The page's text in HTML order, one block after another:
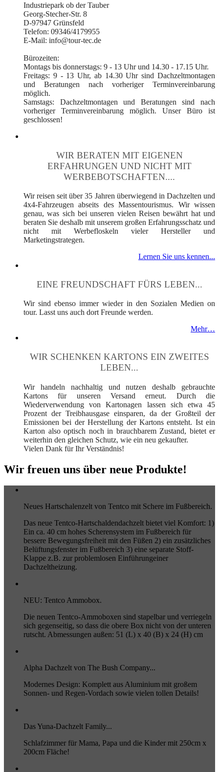
Industriepark ob der Tauber
Georg-Stecher-Str. 8
D-97947 Grünsfeld
Telefon: 09346/4179955
E-Mail: info@tour-tec.de
Bürozeiten:
Montags bis donnerstags: 9 - 13 Uhr und 14.30 - 17.15 Uhr.
Freitags: 9 - 13 Uhr, ab 14.30 Uhr sind Dachzeltmontagen
und Beratungen nach vorheriger Terminvereinbarung
möglich.
Samstags: Dachzeltmontagen und Beratungen sind nach
vorheriger Terminvereinbarung möglich. Unser Büro ist
geschlossen!
WIR BERATEN MIT EIGENEN
ERFAHRUNGEN UND NICHT MIT
WERBEBOTSCHAFTEN....
Wir reisen seit über 35 Jahren überwiegend in Dachzelten und
4x4-Fahrzeugen abseits des Massentourismus. Wir wissen
genau, was sich bei unseren vielen Reisen bewährt hat und
beraten Sie deshalb mit unserem großen Erfahrungsschatz und
nicht mit Werbefloskeln vieler Hersteller und
Marketingstrategen.
Lernen Sie uns kennen...
EINE FREUNDSCHAFT FÜRS LEBEN...
Wir sind ebenso immer wieder in den Sozialen Medien on
tour. Lasst uns auch dort Freunde werden.
Mehr…
WIR SCHENKEN KARTONS EIN ZWEITES
LEBEN...
Wir handeln nachhaltig und nutzen deshalb gebrauchte
Kartons für unseren Versand erneut. Durch die
Wiederverwendung von Kartonagen lassen sich etwa 45
Prozent der Treibhausgase einsparen, da der Großteil der
Emissionen bei der Herstellung der Kartons entsteht. Ist ein
Karton also optisch noch in brauchbarem Zustand, bietet er
weiterhin den gleichen Schutz, wie ein neu gekaufter.
Vielen Dank für Ihr Verständnis!
Wir freuen uns über neue Produkte!
Neues Hartschalenzelt von Tentco mit Schere im Fußbereich.
Das neue Tentco-Hartschaldendachzelt bietet viel Komfort: 1)
Ein ca. 40 cm hohes Scherensystem im Fußbereich für
bessere Bewegungsfreiheit mit den Füßen 2) ein zusätzliches
Belüftungsfenster im Fußbereich 3) eine separate Stoff-
Klappe z.B. zur problemlosen Einführungeiner
Dachzeltheizung.
NEU: Tentco Ammobox.
Die neuen Tentco-Ammoboxen sind stapelbar und verriegeln
sich gegenseitig, so dass die obere Box nicht von der unteren
rutscht. Abmessungen außen: 51 (L) x 40 (B) x 24 (H) cm
Alpha Dachzelt von The Bush Company...
Modernes Design: Komplett aus Aluminium mit großem
Sonnen- und Regen-Vordach sowie vielen tollen Details!
Das Yuna-Dachzelt Family...
Schlafzimmer für Mama, Papa und die Kinder mit 250cm x
200cm Fläche!